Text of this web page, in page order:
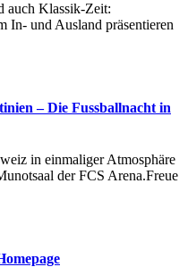
auch Klassik-Zeit:
In- und Ausland präsentieren
– Die Fussballnacht in
in einmaliger Atmosphäre
der FCS Arena.Freue